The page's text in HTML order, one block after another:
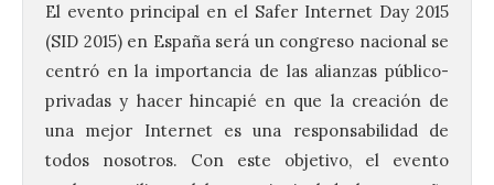
El evento principal en el Safer Internet Day 2015
(SID 2015) en España será un congreso nacional se
centró en la importancia de las alianzas público-
privadas y hacer hincapié en que la creación de
una mejor Internet es una responsabilidad de
todos nosotros. Con este objetivo, el evento